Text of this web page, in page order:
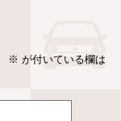
※ が付いている欄は